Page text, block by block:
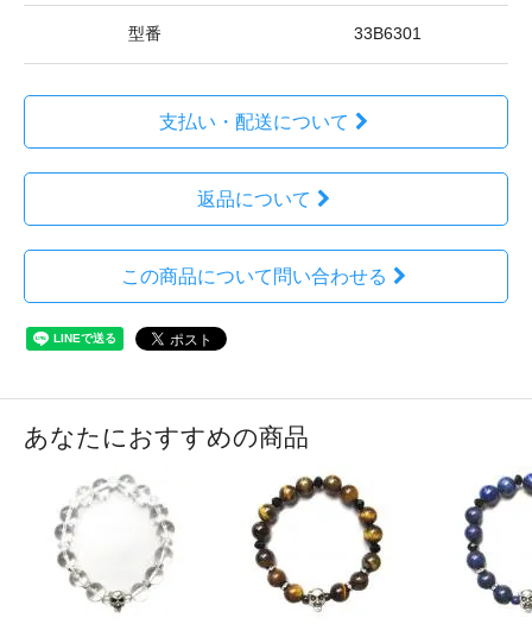
型番 33B6301
支払い・配送について
返品について
この商品について問い合わせる
あなたにおすすめの商品